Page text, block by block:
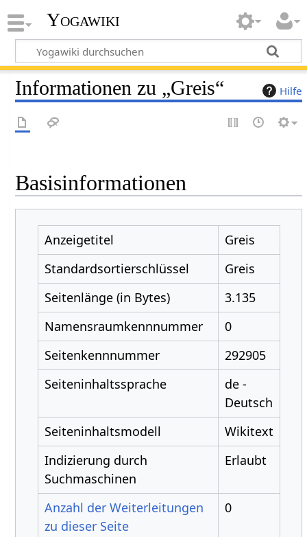
Yogawiki
Hilfe
Informationen zu „Greis“
Basisinformationen
Anzeigetitel
Greis
Standardsortierschlüssel
Greis
Seitenlänge (in Bytes)
3.135
Namensraumkennnummer
0
Seitenkennnummer
292905
Seiteninhaltssprache
de -
Deutsch
Seiteninhaltsmodell
Wikitext
Indizierung durch
Suchmaschinen
Erlaubt
Anzahl der Weiterleitungen
zu dieser Seite
0